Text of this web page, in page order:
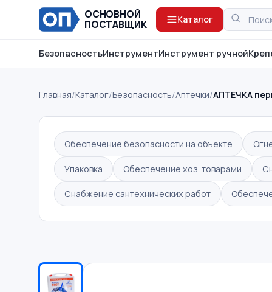
ОСНОВНОЙ
ПОСТАВЩИК
Каталог
БезопасностьИнструментИнструмент ручной
Главная/Каталог/Безопасность/Аптечки/АПТЕЧКА
Обеспечение безопасности на объекте
Упаковка Обеспечение хоз. товарами
Снабжение сантехнических работ